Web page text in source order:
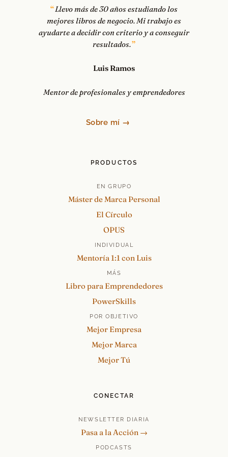
Llevo más de 30 años estudiando los
mejores libros de negocio. Mi trabajo es
ayudarte a decidir con criterio y a conseguir
resultados.
Luis Ramos
Mentor de profesionales y emprendedores
Sobre mí →
PRODUCTOS
EN GRUPO
Máster de Marca Personal
El Círculo
OPUS
INDIVIDUAL
Mentoría 1:1 con Luis
MÁS
Libro para Emprendedores
PowerSkills
POR OBJETIVO
Mejor Empresa
Mejor Marca
Mejor Tú
CONECTAR
NEWSLETTER DIARIA
Pasa a la Acción →
PODCASTS